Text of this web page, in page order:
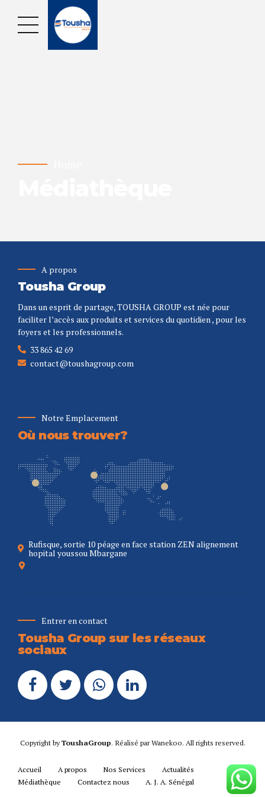
A propos
Tousha Group
Dans un esprit de partage, TOUSHA GROUP est née pour
faciliter l’accès aux produits et services du quotidien , pour les
foyers et les professionnels.
33 865 42 69
contact@toushagroup.com
Notre Emplacement
Où nous trouver?
Rufisque, sortie 10 péage en face station ZEN alignement
hopital youssou Mbargane
Entrer en contact
Tousha Group sur les réseaux
sociaux
Copyright byToushaGroup. Réalisé parWanekoo. All rights reserved.
Accueil A propos Nos Services
Actualités
Médiathèque
Contactez nous A. J. A. Sénégal